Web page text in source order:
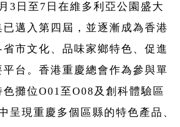
3日至7日在維多利亞公園盛大
邁入第四屆，並逐漸成為香港
市文化、品味家鄉特色、促進
台。香港重慶總會作為參與單
攤位O01至O08及創科體驗區
呈現重慶多個區縣的特色產品、